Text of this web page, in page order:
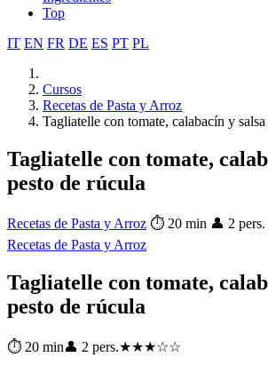
Top
IT EN FR DE ES PT PL
Cursos
Recetas de Pasta y Arroz
Tagliatelle con tomate, calabacín y
Tagliatelle con tomate,
pesto de rúcula
Recetas de Pasta y Arroz ⏱ 20 min 👤 2 pers.
Recetas de Pasta y Arroz
Tagliatelle con tomate,
pesto de rúcula
⏱ 20 min👤 2 pers.★★★☆☆